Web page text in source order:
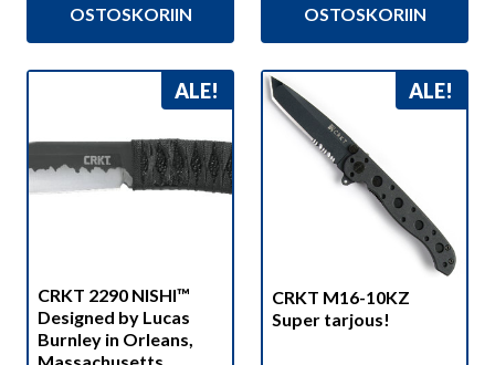
131,00 €.
123,90 €.
OSTOSKORIIN
109,90 €.
98,00 €.
OSTOSKORIIN
ALE!
CRKT 2290 NISHI™
Designed by Lucas
Burnley in Orleans,
ALE!
CRKT M16-10KZ
Super tarjous!